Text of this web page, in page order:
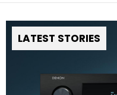
LATEST STORIES